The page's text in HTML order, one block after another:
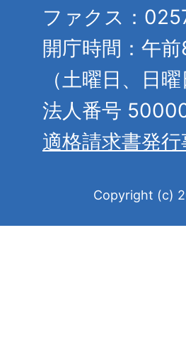
ファクス：
開庁時間：午
（土曜日、日
法人番号
適格請求書発
Copyright (c)